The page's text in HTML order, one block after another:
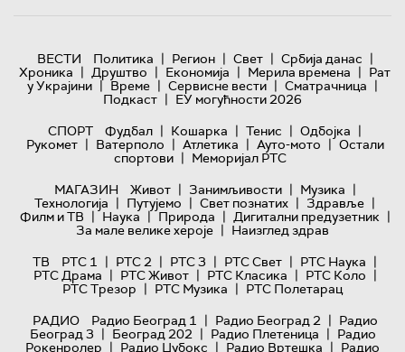
ВЕСТИ Политика | Регион | Свет | Србија данас |
Хроника | Друштво | Економија | Мерила времена | Рат
у Украјини | Време | Сервисне вести | Сматрачница |
Подкаст | ЕУ могућности 2026
СПОРТ
Фудбал | Кошарка | Тенис | Одбојка |
Рукомет | Ватерполо | Атлетика | Ауто-мото | Остали
спортови | Меморијал РТС
МАГАЗИН
Живот | Занимљивости | Музика |
Технологијa | Путујемо | Свет познатих | Здравље |
Филм и ТВ | Наука | Природа | Дигитални предузетник |
За мале велике хероје | Наизглед здрав
ТВ
РТС 1 | РТС 2 | РТС 3 | РТС Свет | РТС Наука |
РТС Драма | РТС Живот | РТС Класика | РТС Коло |
РТС Трезор | РТС Музика | РТС Полетарац
РАДИО
Радио Београд 1 | Радио Београд 2 | Радио
Београд 3 | Београд 202 | Радио Плетеница | Радио
Рокенролер | Радио Џубокс | Радио Вртешка | Радио